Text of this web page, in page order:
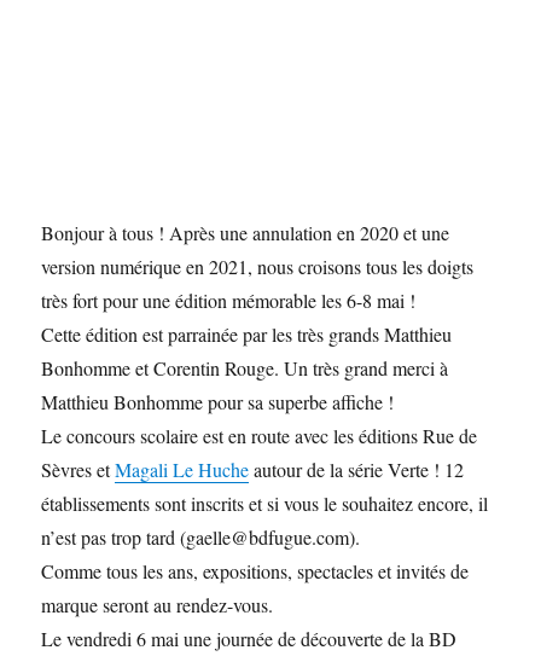
Bonjour à tous ! Après une annulation en 2020 et une
version numérique en 2021, nous croisons tous les doigts
très fort pour une édition mémorable les 6-8 mai !
Cette édition est parrainée par les très grands Matthieu
Bonhomme et Corentin Rouge. Un très grand merci à
Matthieu Bonhomme pour sa superbe affiche !
Le concours scolaire est en route avec les éditions Rue de
Sèvres etMagali Le Hucheautour de la série Verte ! 12
établissements sont inscrits et si vous le souhaitez encore, il
n’est pas trop tard (gaelle@bdfugue.com).
Comme tous les ans, expositions, spectacles et invités de
marque seront au rendez-vous.
Le vendredi 6 mai une journée de découverte de la BD